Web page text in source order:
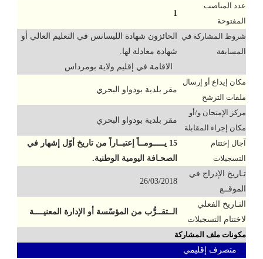
عدد المناصب
المفتوحة
1
شروط المشاركة في
المسابقة
الحائزون شهادة الليسانس في التعليم العالي أو
شهادة معادلة لها.
الاقامة في إقليم ولاية بومرداس
مكان إيداع أو إرسال
ملفات الترشح
مقر بلدية بودواو البحري
مركز الإمتحان و/أو
مكان إجراء المقابلة
مقر بلدية بودواو البحري
آجال إختتام
التسجيلات
15 يـــــومــاً إعتبــاراً من تاريخ أوّل إشهار في
الصحـافة اليومية الوطنية.
تـاريخ الإدراج في
الموقــع
26/03/2018
التـاريخ الفعلي
لاختتام التسجيلات
الــتقــرُّب من المؤسّسة أو الإدارة المعنيــــة
مكونات ملف المشاركة
متصرف إقليمي